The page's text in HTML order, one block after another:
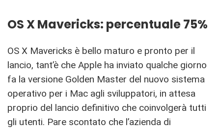
OS X Mavericks: percentuale 75%
OS X Mavericks è bello maturo e pronto per il
lancio, tant’è che Apple ha inviato qualche giorno
fa la versione Golden Master del nuovo sistema
operativo per i Mac agli sviluppatori, in attesa
proprio del lancio definitivo che coinvolgerà tutti
gli utenti. Pare scontato che l’azienda di